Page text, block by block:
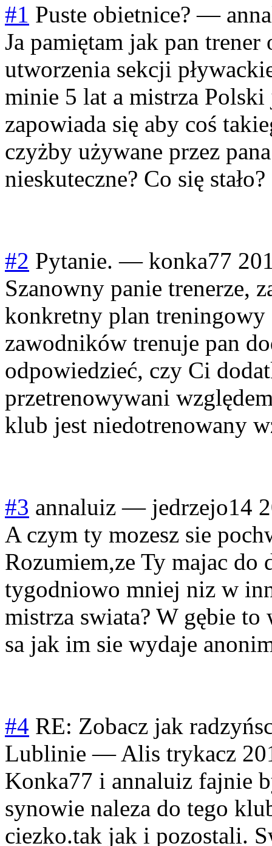
#1 Puste obietnice? —
Ja pamiętam jak pan
utworzenia sekcji
minie 5 lat a mistrza
zapowiada się aby coś
czyżby używane przez
nieskuteczne? Co się stało?
#2 Pytanie. — konka77
Szanowny panie trenerze,
konkretny plan
zawodników trenuje pan
odpowiedzieć, czy Ci
przetrenowywani
klub jest niedotrenowany
#3 annaluiz — jedrzejo14
A czym ty mozesz sie
Rozumiem,ze Ty majac
tygodniowo mniej niz w
mistrza swiata? W gębie
sa jak im sie wydaje
#4 RE: Zobacz jak
Lublinie —Alis trykacz
Konka77 i annaluiz fajnie
synowie naleza do tego
ciezko.tak jak i pozostali.